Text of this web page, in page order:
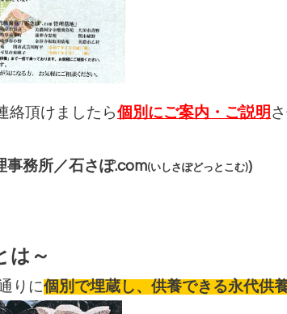
絡頂けましたら個別にご案内・ご説明
事務所／石さぽ.com(いしさぽどっとこむ))
は～
りに個別で埋蔵し、供養できる永代供